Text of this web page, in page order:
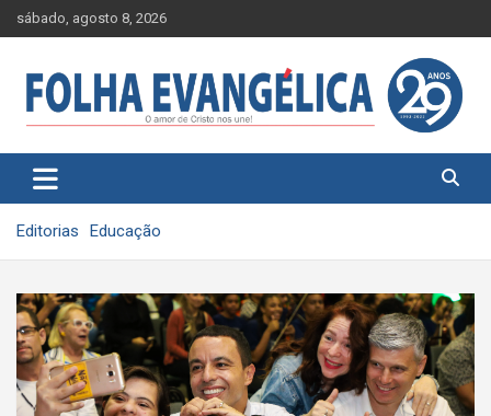
Skip
to
sábado, agosto 8, 2026
Editorias Educação